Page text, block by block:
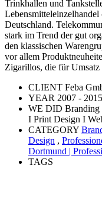
Trinkhallen und
Deutschland.
stark im Trend der gut
den klassischen
vor allem
Zigarillos, die für Umsatz
CLIENT Feba
YEAR 2007 - 2015
WE DID Branding
I Print Design I
CATEGORY
Design ,
Dortmund |
TAGS